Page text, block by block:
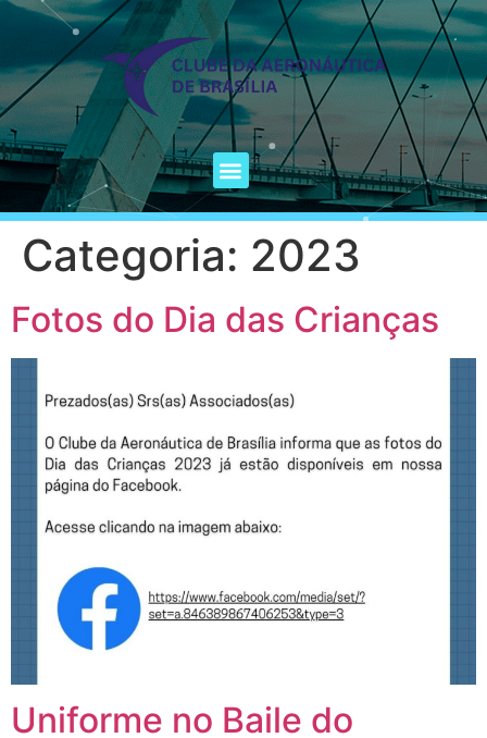
Categoria: 2023
Fotos do Dia das Crianças
Uniforme no Baile do